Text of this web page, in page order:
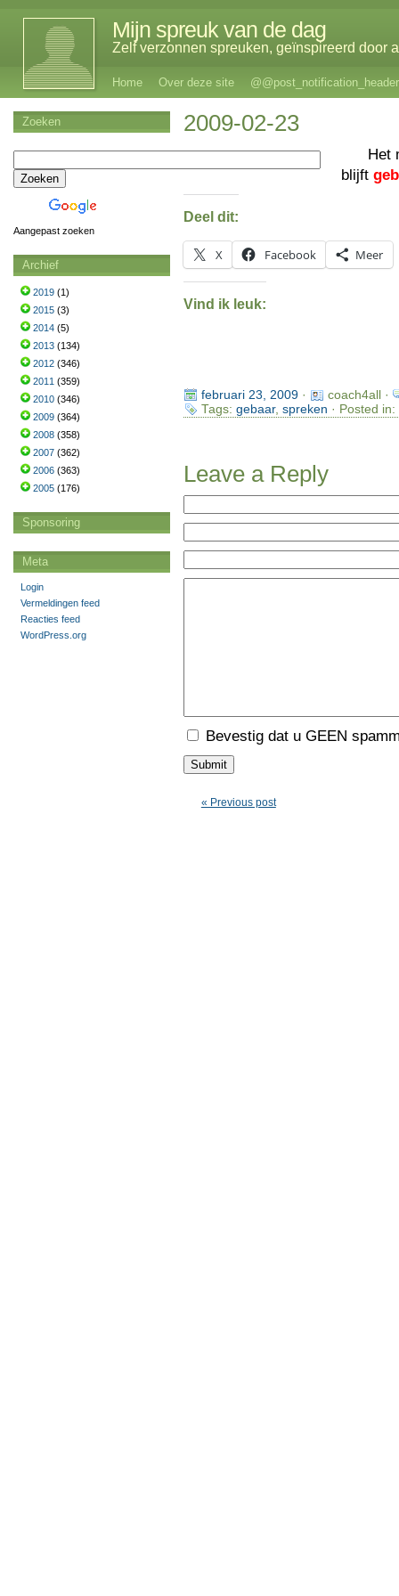
Mijn spreuk van de dag
Zelf verzonnen spreuken, geïnspireerd door
Home Over deze site @@post_notification_header
2009-02-23
Het
blijft
Deel dit:
X Facebook Meer
Vind ik leuk:
februari 23, 2009·
coach4all ·
Tags: gebaar, spreken · Posted in:
Leave a Reply
Bevestig dat u GEEN
« Previous post
Zoeken
Aangepast zoeken
Archief
2019 (1)
2015 (3)
2014 (5)
2013 (134)
2012 (346)
2011 (359)
2010 (346)
2009 (364)
2008 (358)
2007 (362)
2006 (363)
2005 (176)
Sponsoring
Meta
Login
Vermeldingen feed
Reacties feed
WordPress.org